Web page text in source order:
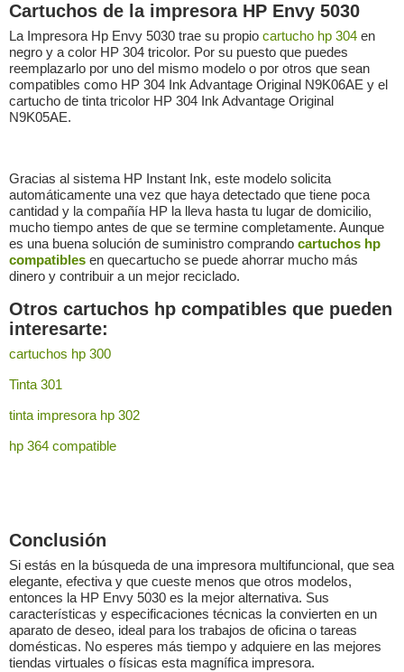
Cartuchos de la impresora HP Envy 5030
La Impresora Hp Envy 5030 trae su propio cartucho hp 304 en
negro y a color HP 304 tricolor. Por su puesto que puedes
reemplazarlo por uno del mismo modelo o por otros que sean
compatibles como HP 304 Ink Advantage Original N9K06AE y el
cartucho de tinta tricolor HP 304 Ink Advantage Original
N9K05AE.
Gracias al sistema HP Instant Ink, este modelo solicita
automáticamente una vez que haya detectado que tiene poca
cantidad y la compañía HP la lleva hasta tu lugar de domicilio,
mucho tiempo antes de que se termine completamente. Aunque
es una buena solución de suministro comprando cartuchos hp
compatibles en quecartucho se puede ahorrar mucho más
dinero y contribuir a un mejor reciclado.
Otros cartuchos hp compatibles que pueden
interesarte:
cartuchos hp 300
Tinta 301
tinta impresora hp 302
hp 364 compatible
Conclusión
Si estás en la búsqueda de una impresora multifuncional, que sea
elegante, efectiva y que cueste menos que otros modelos,
entonces la HP Envy 5030 es la mejor alternativa. Sus
características y especificaciones técnicas la convierten en un
aparato de deseo, ideal para los trabajos de oficina o tareas
domésticas. No esperes más tiempo y adquiere en las mejores
tiendas virtuales o físicas esta magnífica impresora.